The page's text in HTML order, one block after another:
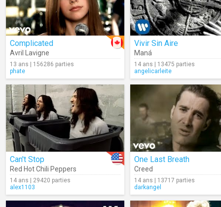
Complicated
Avril Lavigne
13 ans | 156286 parties
phate
Vivir Sin Aire
Maná
14 ans | 13475 parties
angelicarleite
Can't Stop
Red Hot Chili Peppers
14 ans | 29420 parties
alex1103
One Last Breath
Creed
14 ans | 13717 parties
darkangel